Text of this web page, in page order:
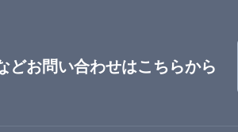
どお問い合わせはこちらから